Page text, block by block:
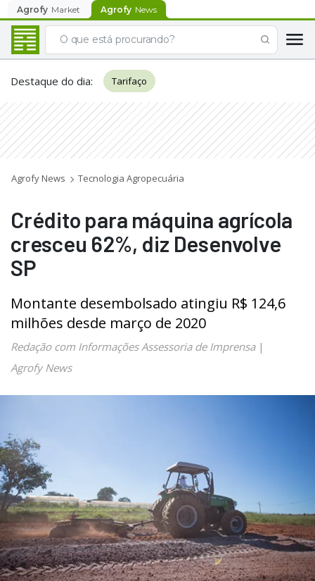
Agrofy Market Agrofy News
Destaque do dia: Tarifaço
Agrofy News Tecnologia Agropecuária
Crédito para máquina agrícola
cresceu 62%, diz Desenvolve
SP
Montante desembolsado atingiu R$ 124,6
milhões desde março de 2020
Redação com Informações Assessoria de Imprensa|
Agrofy News